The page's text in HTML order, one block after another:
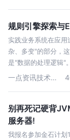
规则引擎探索与
实践业务系统在应
杂、多变"的部分，
是"数据的处理逻辑"
题，往往需要可配置
一点资讯技术团队
别再死记硬背
服务器!
我报名参加金石计